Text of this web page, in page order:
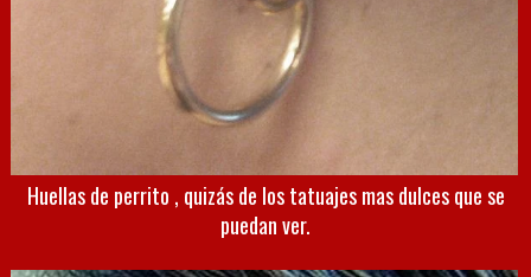
Huellas de perrito , quizás de los tatuajes mas dulces que se
puedan ver.